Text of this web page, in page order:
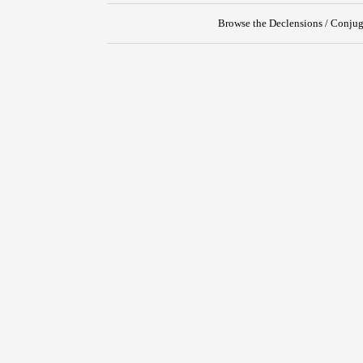
Browse the Declensions /